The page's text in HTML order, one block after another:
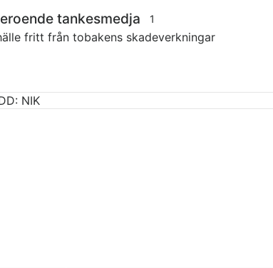
tankesmedja 1
fritt från tobakens skadeverkningar